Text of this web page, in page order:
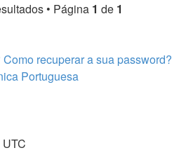
• Página 1 de 1
recuperar a sua password?
Portuguesa
UTC